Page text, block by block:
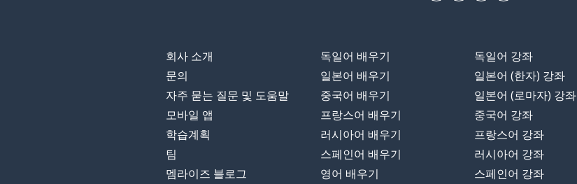
회사 소개
문의
자주 묻는 질문 및 도움말
모바일 앱
학습계획
팀
멤라이즈 블로그
독일어 배우기
일본어 배우기
중국어 배우기
프랑스어 배우기
러시아어 배우기
스페인어 배우기
영어 배우기
독일어 강좌
일본어 (한자) 강좌
일본어 (로마자) 강좌
중국어 강좌
프랑스어 강좌
러시아어 강좌
스페인어 강좌